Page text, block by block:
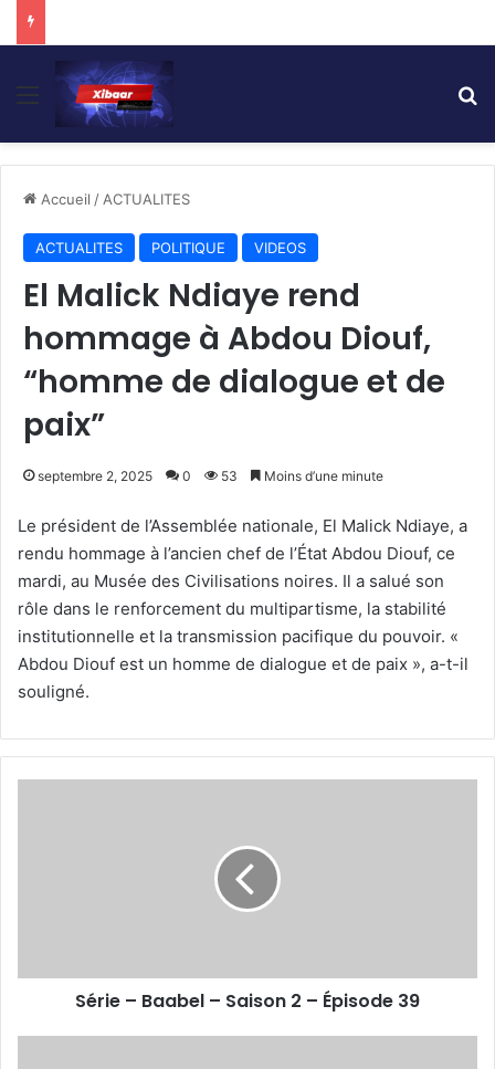
Menu
Accueil / ACTUALITES
ACTUALITES POLITIQUE VIDEOS
El Malick Ndiaye rend
hommage à Abdou Diouf,
“homme de dialogue et de
paix”
septembre 2, 2025 0 53 Moins d’une minute
Le président de l’Assemblée nationale, El Malick Ndiaye, a
rendu hommage à l’ancien chef de l’État Abdou Diouf, ce
mardi, au Musée des Civilisations noires. Il a salué son
rôle dans le renforcement du multipartisme, la stabilité
institutionnelle et la transmission pacifique du pouvoir. «
Abdou Diouf est un homme de dialogue et de paix », a-t-il
souligné.
39
Série – Baabel – Saison 2 – Épisode 39